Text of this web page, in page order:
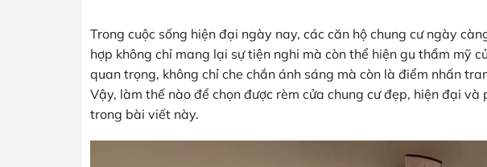
Trong cuộc sống hiện đại ngày nay, các căn hộ chung cư ngày
hợp không chỉ mang lại sự tiện nghi mà còn thể hiện gu thẩm mỹ
quan trọng, không chỉ che chắn ánh sáng mà còn là điểm nhấn
Vậy, làm thế nào để chọn được rèm cửa chung cư đẹp, hiện đại
trong bài viết này.